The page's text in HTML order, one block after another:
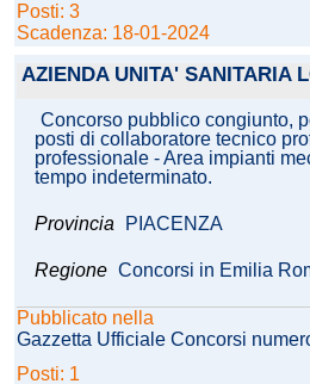
Posti: 3
Scadenza: 18-01-2024
AZIENDA UNITA' SANITARIA
Concorso pubblico congiunto,
posti di collaboratore tecnico
professionale - Area impianti
tempo indeterminato.
Provincia PIACENZA
Regione Concorsi in Emilia
Pubblicato nella
Gazzetta Ufficiale Concorsi
Posti: 1